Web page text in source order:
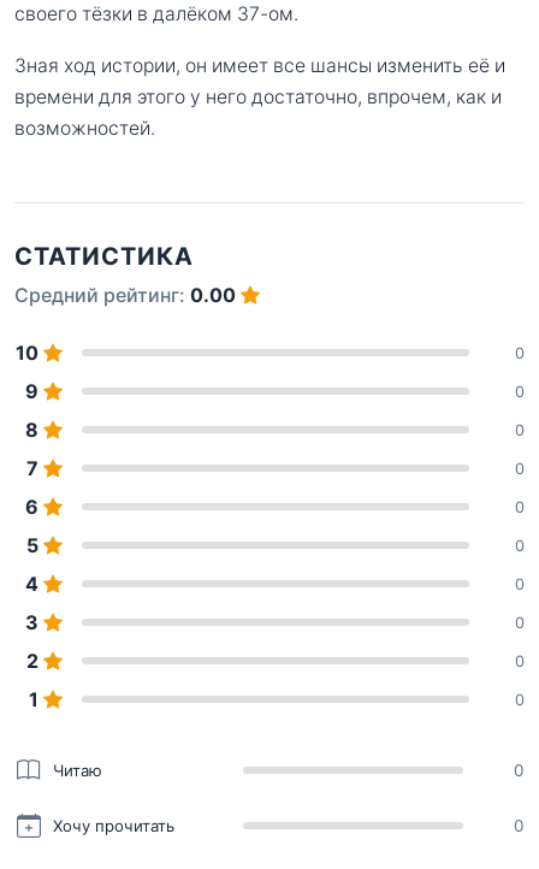
своего тёзки в далёком 37-ом.
Зная ход истории, он имеет все шансы изменить её и
времени для этого у него достаточно, впрочем, как и
возможностей.
СТАТИСТИКА
Средний рейтинг: 0.00
10 0
9 0
8 0
7 0
6 0
5 0
4 0
3 0
2 0
1 0
Читаю 0
Хочу прочитать 0